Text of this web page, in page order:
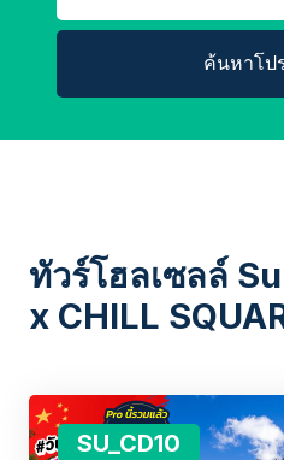
ค้นหาโป
ทัวร์โฮลเซลล์
x CHILL
SU_CD10